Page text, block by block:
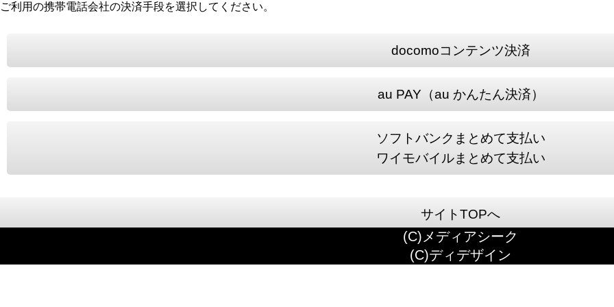
ご利用の携帯電話会社の決済手段を選択してください。
docomoコンテンツ決済
au PAY（au かんたん決済）
ソフトバンクまとめて支払い
ワイモバイルまとめて支払い
サイトTOPへ
(C)メディアシーク
(C)ディデザイン